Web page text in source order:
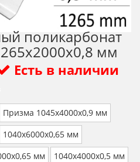
поликарбонат
мм
Есть в наличии
Призма 1045х4000х0,9 мм
1040х6000х0,65 мм
мм
1040х4000х0,5 мм